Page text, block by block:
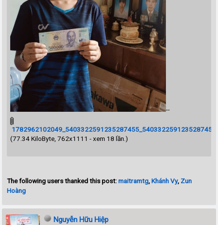
--
(77.34 KiloByte, 762x1111 - xem 18 lần.)
The following users thanked this post:maitramtg,Khánh Vy, Zun
Hoàng
Nguyễn Hữu Hiệp